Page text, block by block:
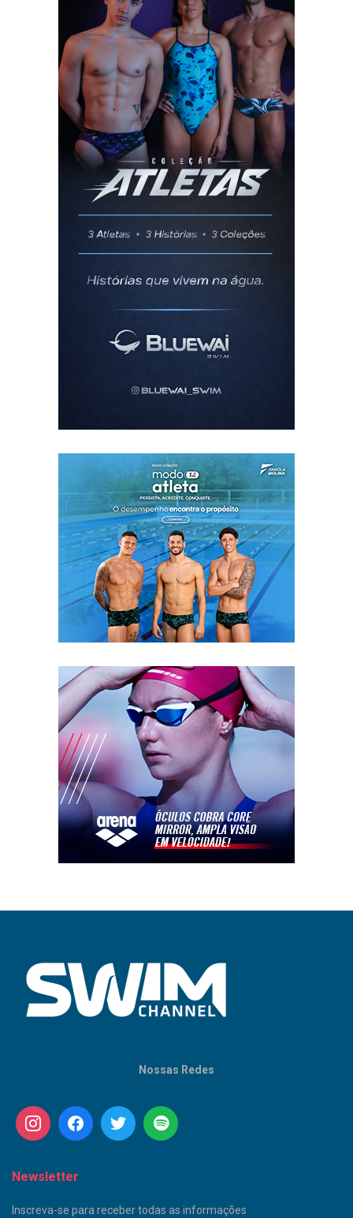
Nossas Redes
Newsletter
Inscreva-se para receber todas as informações